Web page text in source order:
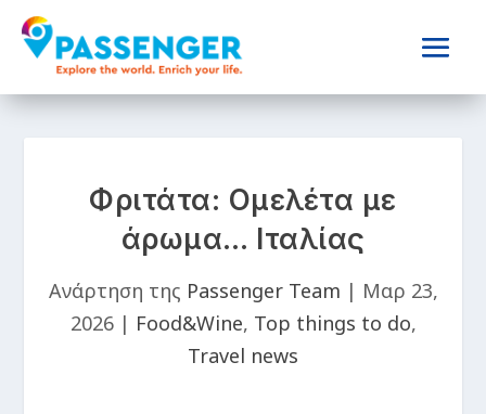
Φριτάτα: Ομελέτα με
άρωμα… Ιταλίας
Ανάρτηση της Passenger Team | Μαρ 23,
2026| Food&Wine, Top things to do,
Travel news